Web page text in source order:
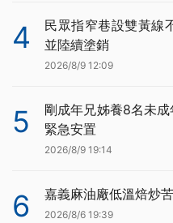
4
民眾指窄巷設雙黃線
並陸續塗銷
2026/8/9 12:09
5
剛成年兄姊養8名未
緊急安置
2026/8/9 19:14
6 嘉義麻油廠低溫焙炒
2026/8/6 19:39